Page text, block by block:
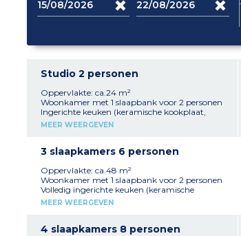
Studio 2 personen
Oppervlakte: ca.24 m²
Woonkamer met 1 slaapbank voor 2 personen
Ingerichte keuken (keramische kookplaat,
magnetron, koelkast, vaatwasser) Badkamer
MEER WEERGEVEN
3 slaapkamers 6 personen
Oppervlakte: ca.48 m²
Woonkamer met 1 slaapbank voor 2 personen
Volledig ingerichte keuken (keramische
kookplaat, magnetron, koelkast, vaatwasser)
eenpersoonsbedden 2 doucheruimtes met wc
MEER WEERGEVEN
4 slaapkamers 8 personen